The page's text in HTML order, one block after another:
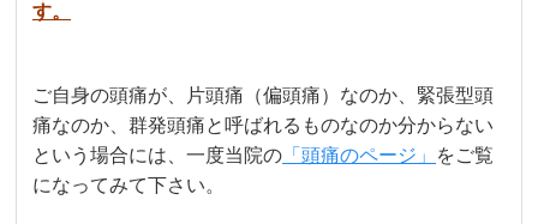
す。
ご自身の頭痛が、片頭痛（偏頭痛）なのか、緊張型頭
痛なのか、群発頭痛と呼ばれるものなのか分からない
という場合には、一度当院の 「頭痛のページ」
をご覧
になってみて下さい。